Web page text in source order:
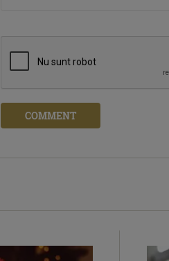
COMMENT